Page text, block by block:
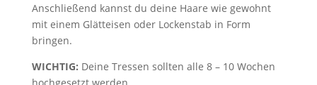
Anschließend kannst du deine Haare wie gewohnt
mit einem Glätteisen oder Lockenstab in Form
bringen.
WICHTIG: Deine Tressen sollten alle 8 – 10 Wochen